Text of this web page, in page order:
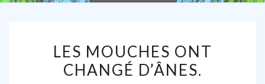
MOUCHES
ONT
LES MOUCHES ONT
CHANGÉ D’ÂNES.